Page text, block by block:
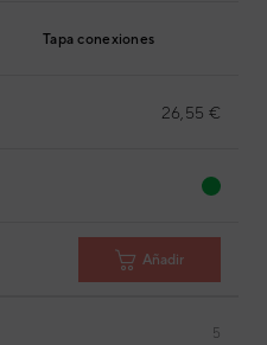
Tapa conexiones
26,55 €
Añadir
5